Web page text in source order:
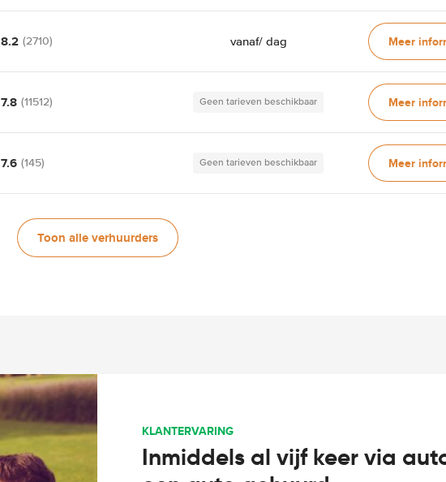
8.2 (2710) vanaf/ dag Meer
7.8 (11512) Geen tarieven beschikbaar Meer
7.6 (145) Geen tarieven beschikbaar Meer
Toon alle verhuurders
KLANTERVARING
Inmiddels al vijf keer via